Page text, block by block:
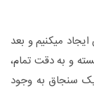
میکنیم و بعد
و به دقت تمام،
یک سنجاق به وجود